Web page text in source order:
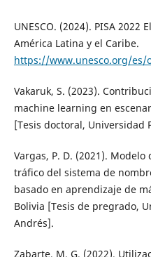
UNESCO. (2024). PISA
América Latina y el Caribe.
https://www.unesco.org/es/
Vakaruk, S. (2023).
machine learning en
[Tesis doctoral, Universidad
Vargas, P. D. (2021).
tráfico del sistema de
basado en aprendizaje de
Bolivia [Tesis de pregrado,
Andrés].
Zabarte, M. G. (2022).